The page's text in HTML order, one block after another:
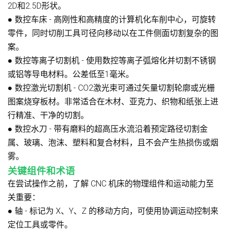
2D和2.5D形状。
● 数控车床 - 高刚性和高精度的计算机化车削中心，可旋转
零件，同时切削工具可径向移动以在工件侧面切割复杂的图
案。
● 数控等离子切割机 - 使用数控等离子弧熔化并切割不锈钢
或铝等导电材料。公差低至1毫米。
● 数控激光切割机 - CO2激光束可通过矢量切割轮廓或光栅
图案烧穿板材。非常适合在木材、亚克力、织物和纸张上进
行精准、干净的切割。
● 数控水刀 - 带有磨料的超高压水流沿着预定路径切割金
属、玻璃、泡沫、塑料和复合材料，且不会产生热损伤或烟
雾。
关键组件和术语
在尝试操作之前，了解 CNC 机床的物理组件和运动能力至
关重要：
● 轴 - 标记为 X、Y、Z 的移动方向，可使用协调运动控制来
定位工具或零件。